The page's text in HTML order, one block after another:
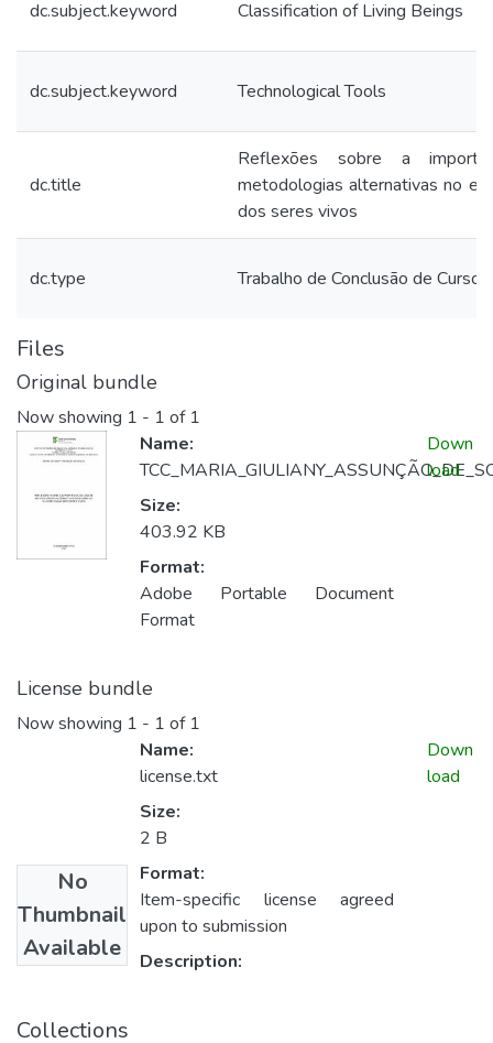
dc.subject.keyword Classification of Living Beings
dc.subject.keyword Technological Tools
dc.title
Reflexões sobre a
metodologias alternativas no
dos seres vivos
dc.type Trabalho de Conclusão de Curso
Files
Original bundle
Now showing 1 - 1 of 1
Name:
Size:
403.92 KB
Format:
Adobe Portable Document
Format
Down
load
License bundle
Now showing 1 - 1 of 1
No
Thumbnail
Available
Name:
license.txt
Size:
2 B
Format:
Item-specific license agreed
upon to submission
Description:
Down
load
Collections